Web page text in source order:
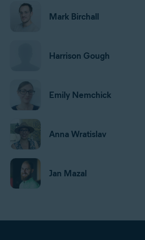
Mark Birchall
Harrison Gough
Emily Nemchick
Anna Wratislav
Jan Mazal